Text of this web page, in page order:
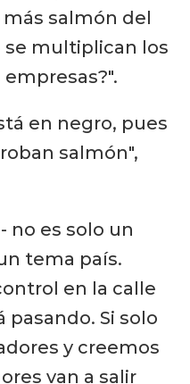
salmón del
se multiplican los
en negro, pues
salmón",
no es solo un
tema país.
en la calle
pasando. Si solo
y creemos
van a salir